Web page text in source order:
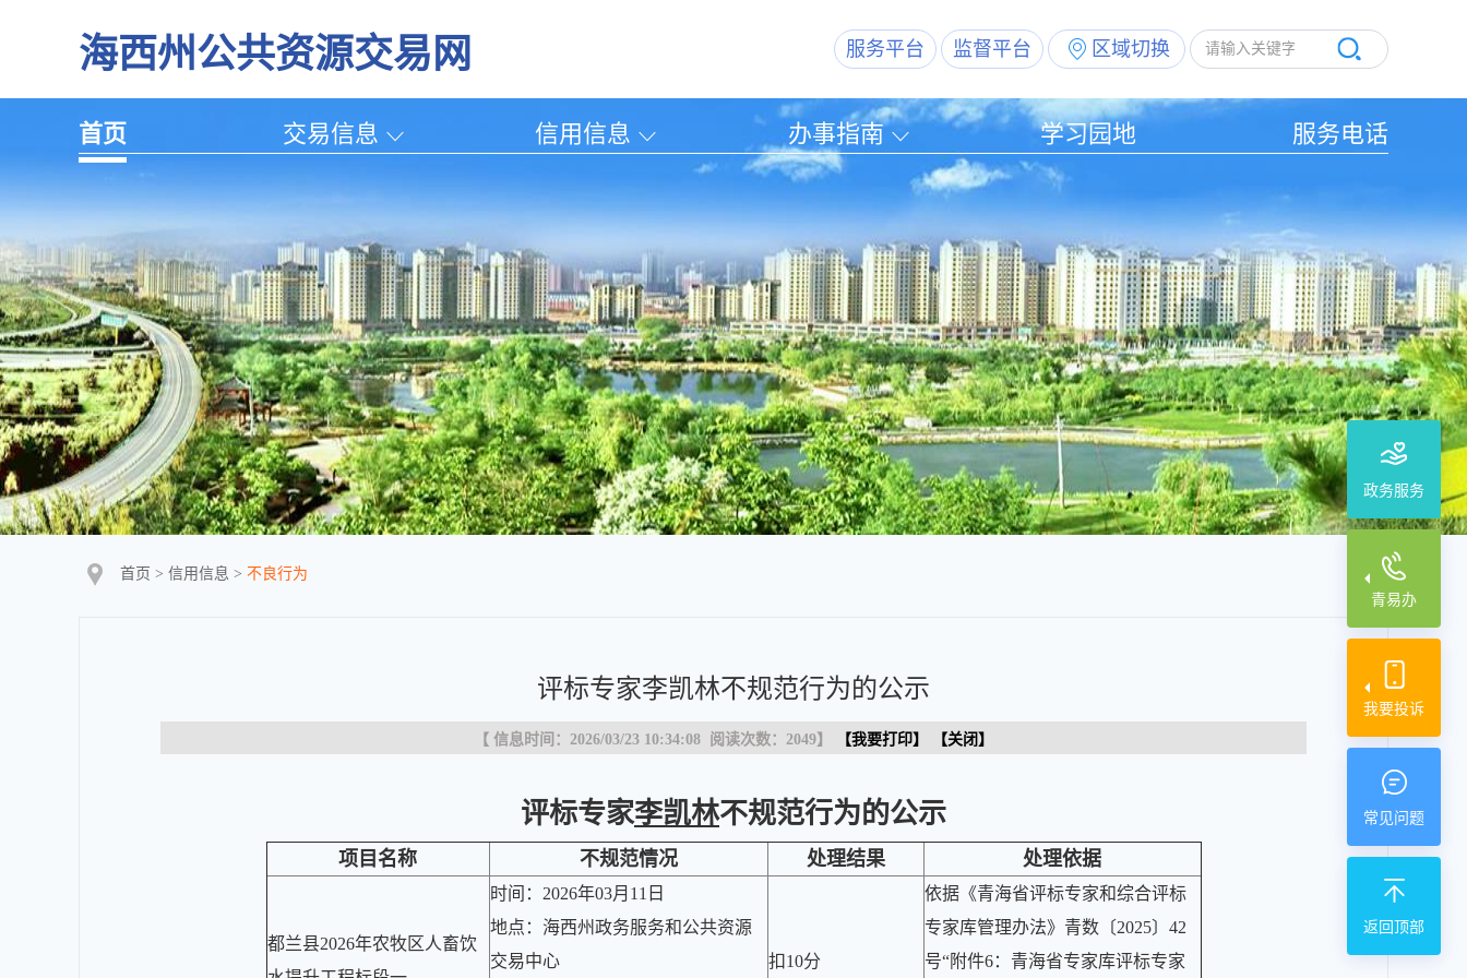
海西州公共资源交易网 服务平台 监督平台 区域切换
首页 交易信息 信用信息 办事指南 学习园地 服务电话
政务服务
青易办
我要投诉
常见问题
返回顶部
首页 > 信用信息 > 不良行为
评标专家李凯林不规范行为的公示
【 信息时间：2026/03/23 10:34:08 阅读次数： 2049】 【我要打印】 【关闭 】
评标专家李凯林不规范行为的公示
项目名称 不规范情况 处理结果 处理依据
都兰县2026年农牧区人畜饮
时间：2026年03月11日
地点：海西州政务服务和公共资源
交易中心
扣10分
依据《青海省评标专家和综合评标
专家库管理办法》青数〔2025〕42
号“附件6：青海省专家库评标专家